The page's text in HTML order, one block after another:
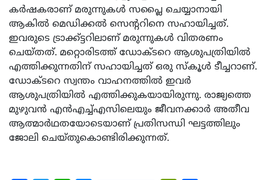
കര്‍ഷകരാണ് മരുന്നുകള്‍ സപ്ലൈ ചെയ്യാനായി
ആകില്‍ മെഡിക്കല്‍ സെന്ററിനെ സഹായിച്ചത്.
ഇവരുടെ ട്രാക്ക്ട്ടറിലാണ് മരുന്നുകള്‍ വിതരണം
ചെയ്തത്. മറ്റൊരിടത്ത് ഡോക്ടറെ ആശുപത്രിയില്‍
എത്തിക്കുന്നതിന് സഹായിച്ചത് ഒരു സ്‌കൂള്‍ ടീച്ചറാണ്.
ഡോക്ടറെ സ്വന്തം വാഹനത്തില്‍ ഇവര്‍
ആശുപത്രിയില്‍ എത്തിക്കുകയായിരുന്നു. രാജ്യത്തെ
മുഴുവന്‍ എന്‍എച്ച്എസിലെയും ജീവനക്കാര്‍ അതീവ
ആത്മാര്‍ഥതയോടെയാണ് പ്രതിസന്ധി ഘട്ടത്തിലും
ജോലി ചെയ്തുകൊണ്ടിരിക്കുന്നത്.